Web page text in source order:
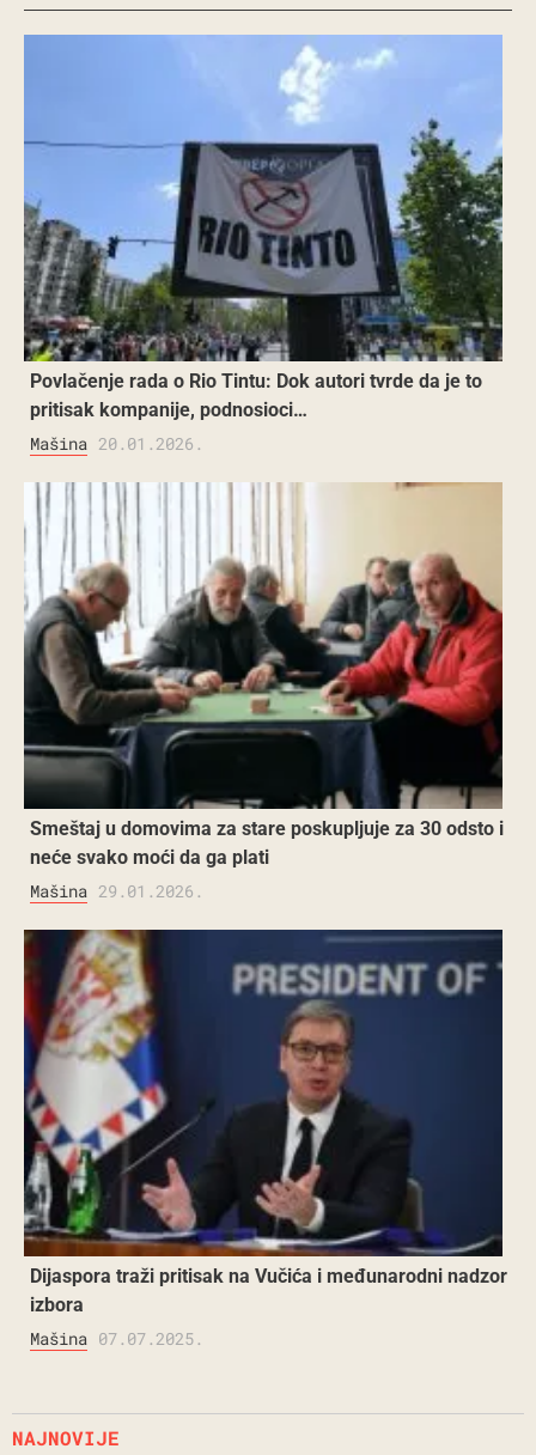
Povlačenje rada o Rio Tintu: Dok autori tvrde da je to
pritisak kompanije, podnosioci…
Mašina 20.01.2026.
Smeštaj u domovima za stare poskupljuje za 30 odsto i
neće svako moći da ga plati
Mašina 29.01.2026.
Dijaspora traži pritisak na Vučića i međunarodni nadzor
izbora
Mašina 07.07.2025.
NAJNOVIJE